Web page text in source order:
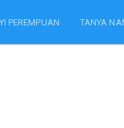
PEREMPUAN TANYA